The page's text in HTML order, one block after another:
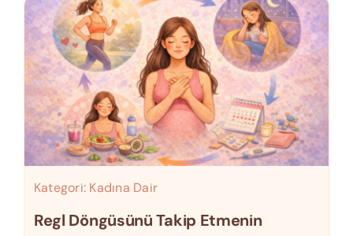
Kategori: Kadına Dair
Regl Döngüsünü Takip Etmenin